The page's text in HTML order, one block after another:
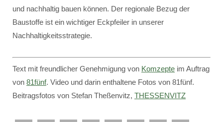
und nachhaltig bauen können. Der regionale Bezug der
Baustoffe ist ein wichtiger Eckpfeiler in unserer
Nachhaltigkeitsstrategie.
Text mit freundlicher Genehmigung von Komzepte im Auftrag
von 81fünf. Video und darin enthaltene Fotos von 81fünf.
Beitragsfotos von Stefan Theßenvitz, THESSENVITZ